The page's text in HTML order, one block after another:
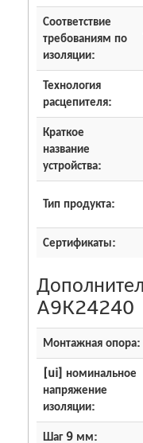
Соответствие
требованиям по
изоляции:
Технология
расцепителя:
Краткое
название
устройства:
Тип продукта:
Сертификаты:
A9K24240
Монтажная опора:
[ui] номинальное
напряжение
изоляции:
Шаг 9 мм: